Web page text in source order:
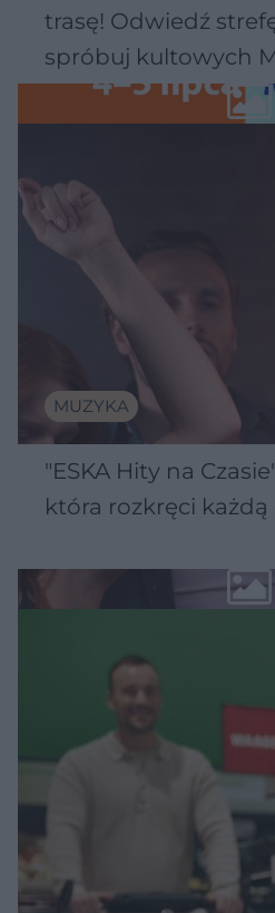
trasę! Odwiedź
spróbuj kultowych
Wawelu
MUZYKA
"ESKA Hity na
która rozkręci